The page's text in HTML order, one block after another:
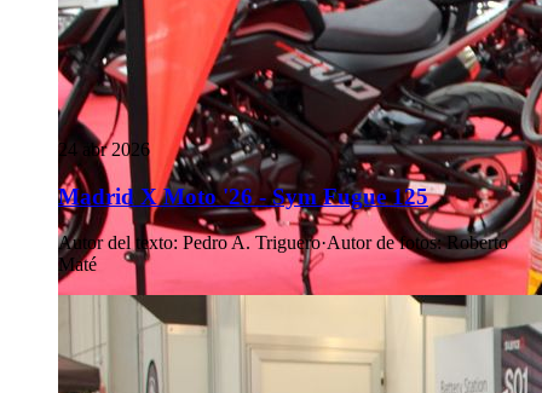
24 abr 2026
Madrid X Moto '26 - Sym Fugue 125
Autor del texto: Pedro A. Triguero·Autor de fotos: Roberto
Maté